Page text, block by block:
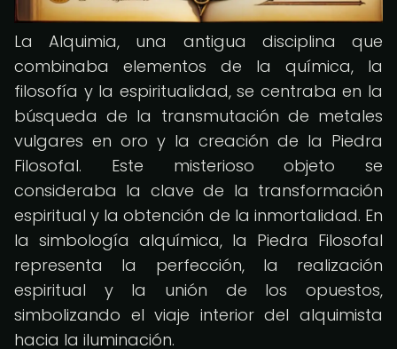
La Alquimia, una antigua disciplina que
combinaba elementos de la química, la
filosofía y la espiritualidad, se centraba en la
búsqueda de la transmutación de metales
vulgares en oro y la creación de la Piedra
Filosofal. Este misterioso objeto se
consideraba la clave de la transformación
espiritual y la obtención de la inmortalidad. En
la simbología alquímica, la Piedra Filosofal
representa la perfección, la realización
espiritual y la unión de los opuestos,
simbolizando el viaje interior del alquimista
hacia la iluminación.